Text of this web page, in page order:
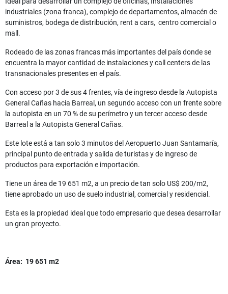
industriales (zona franca), complejo de departamentos, almacén de
suministros, bodega de distribución, rent a cars, centro comercial o
mall.
Rodeado de las zonas francas más importantes del país donde se
encuentra la mayor cantidad de instalaciones y call centers de las
transnacionales presentes en el país.
Con acceso por 3 de sus 4 frentes, vía de ingreso desde la Autopista
General Cañas hacia Barreal, un segundo acceso con un frente sobre
la autopista en un 70 % de su perímetro y un tercer acceso desde
Barreal a la Autopista General Cañas.
Este lote está a tan solo 3 minutos del Aeropuerto Juan Santamaría,
principal punto de entrada y salida de turistas y de ingreso de
productos para exportación e importación.
Tiene un área de 19 651 m2, a un precio de tan solo US$ 200/m2,
tiene aprobado un uso de suelo industrial, comercial y residencial.
Esta es la propiedad ideal que todo empresario que desea desarrollar
un gran proyecto.
Área: 19 651 m2